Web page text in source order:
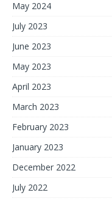
May 2024
July 2023
June 2023
May 2023
April 2023
March 2023
February 2023
January 2023
December 2022
July 2022